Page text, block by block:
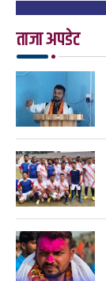
ताजा अपडेट